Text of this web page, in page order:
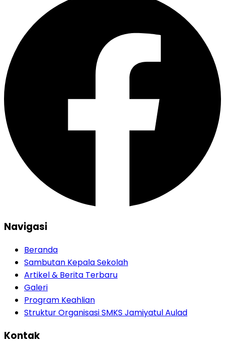
Navigasi
Beranda
Sambutan Kepala Sekolah
Artikel & Berita Terbaru
Galeri
Program Keahlian
Struktur Organisasi SMKS Jamiyatul Aulad
Kontak